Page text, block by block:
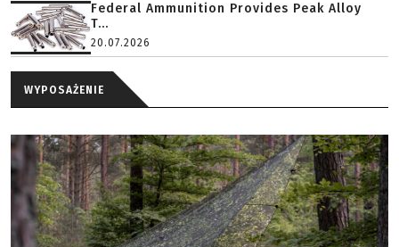
Federal Ammunition Provides Peak Alloy
T...
20.07.2026
WYPOSAŻENIE